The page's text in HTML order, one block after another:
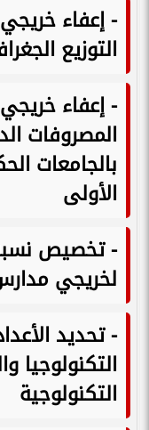
التوزيع
- إعفاء
المصروفات
بالجامعات
الأولى
- تخصيص نسبة
لخريجي
- تحديد
التكنولوجيا
التكنولوجية